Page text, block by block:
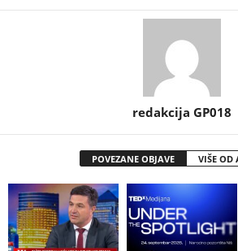
redakcija GP018
POVEZANE OBJAVE VIŠE OD